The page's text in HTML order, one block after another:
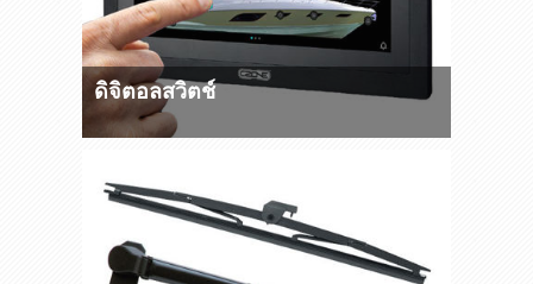
ดิจิตอลสวิตช์